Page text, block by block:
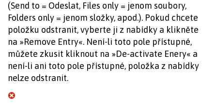
(Send to = Odeslat, Files only = jenom soubory,
Folders only = jenom složky, apod.). Pokud chcete
položku odstranit, vyberte ji z nabídky a klikněte
na »Remove Entry«. Není-li toto pole přístupné,
můžete zkusit kliknout na »De-activate Enery« a
není-li ani toto pole přístupné, položka z nabídky
nelze odstranit.